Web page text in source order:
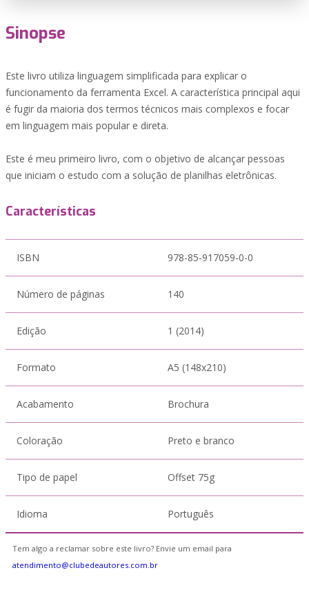
Sinopse
Este livro utiliza linguagem simplificada para explicar o
funcionamento da ferramenta Excel. A característica principal aqui
é fugir da maioria dos termos técnicos mais complexos e focar
em linguagem mais popular e direta.
Este é meu primeiro livro, com o objetivo de alcançar pessoas
que iniciam o estudo com a solução de planilhas eletrônicas.
Características
ISBN 978-85-917059-0-0
Número de páginas 140
Edição 1 (2014)
Formato A5 (148x210)
Acabamento Brochura
Coloração Preto e branco
Tipo de papel Offset 75g
Idioma Português
Tem algo a reclamar sobre este livro? Envie um email para
atendimento@clubedeautores.com.br